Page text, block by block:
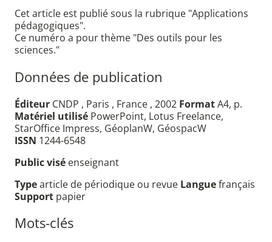
Cet article est publié sous la rubrique "Applications
pédagogiques".
Ce numéro a pour thème "Des outils pour les
sciences."
Données de publication
Éditeur CNDP , Paris , France , 2002 FormatA4, p.
Matériel utilisé PowerPoint, Lotus Freelance,
StarOffice Impress, GéoplanW, GéospacW
ISSN 1244-6548
Public visé enseignant
Typearticle de périodique ou revue Languefrançais
Support papier
Mots-clés